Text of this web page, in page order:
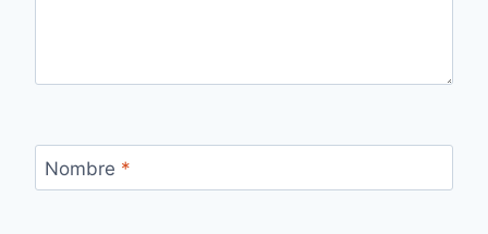
Nombre *